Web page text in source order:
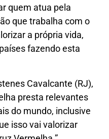
quem atua pela
que trabalha com o
a própria vida,
fazendo esta
Cavalcante (RJ),
presta relevantes
do mundo, inclusive
isso vai valorizar